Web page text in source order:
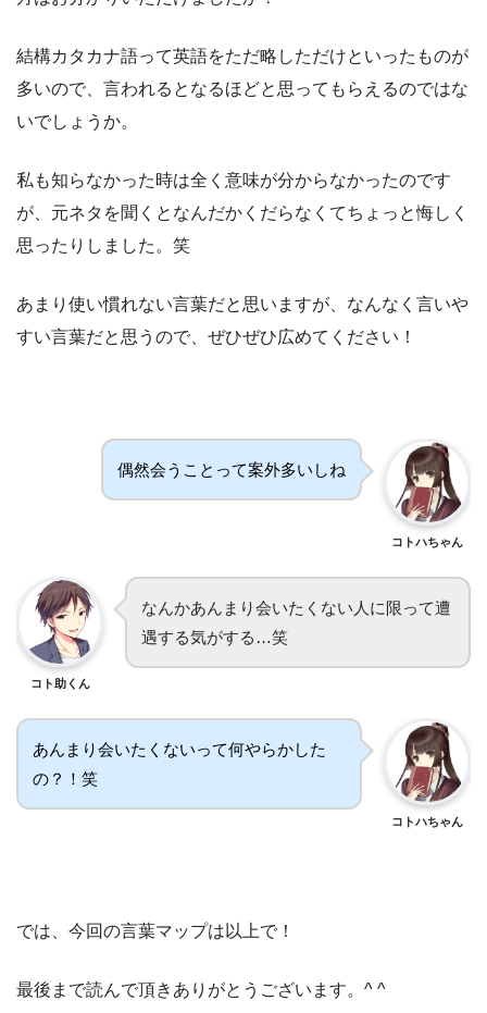
結構カタカナ語って英語をただ略しただけといったものが
多いので、言われるとなるほどと思ってもらえるのではな
いでしょうか。
私も知らなかった時は全く意味が分からなかったのです
が、元ネタを聞くとなんだかくだらなくてちょっと悔しく
思ったりしました。笑
あまり使い慣れない言葉だと思いますが、なんなく言いや
すい言葉だと思うので、ぜひぜひ広めてください！
偶然会うことって案外多いしね
コトハちゃん
コト助くん
なんかあんまり会いたくない人に限って遭
遇する気がする…笑
あんまり会いたくないって何やらかした
の？！笑
コトハちゃん
では、今回の言葉マップは以上で！
最後まで読んで頂きありがとうございます。^ ^